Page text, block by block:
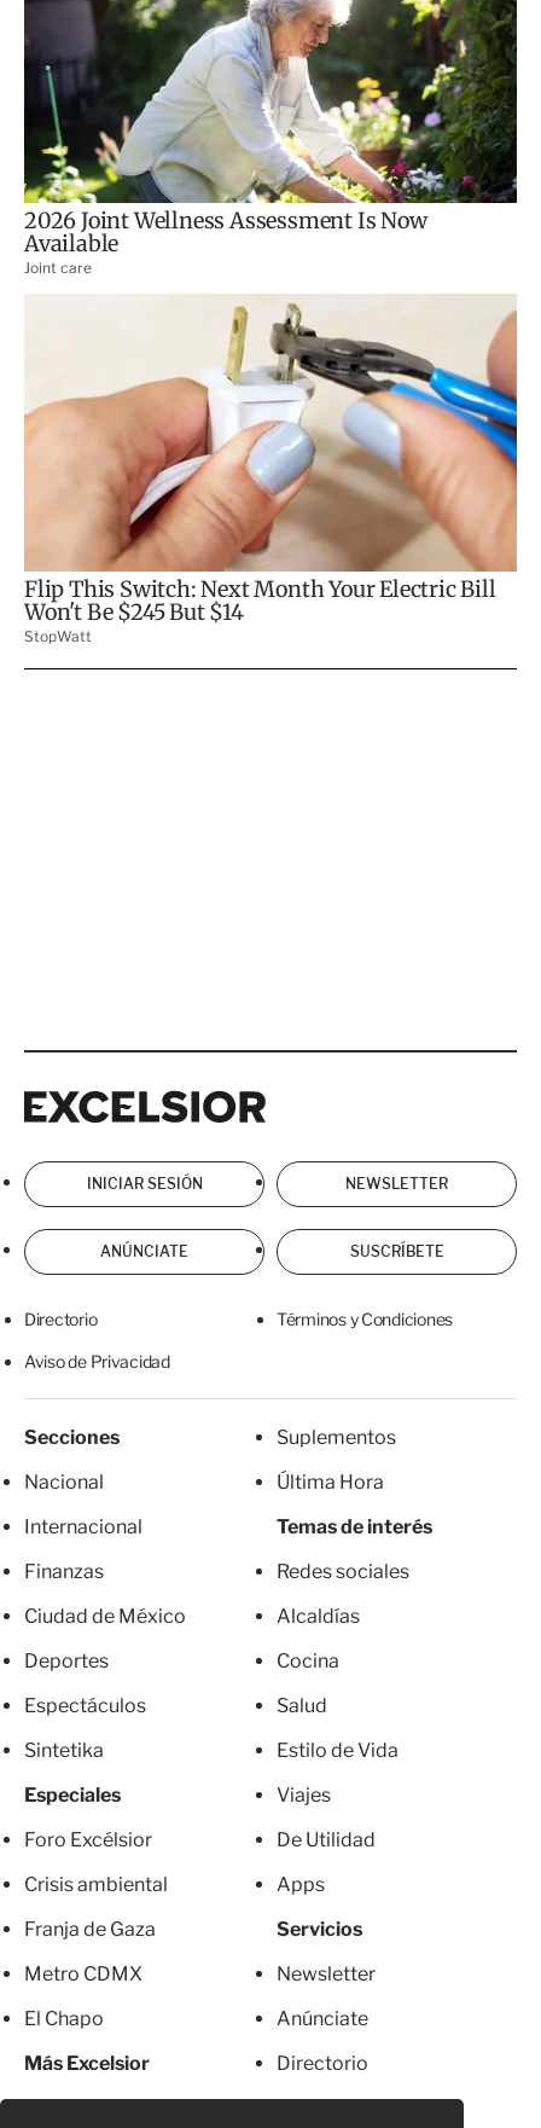
INICIAR SESIÓN NEWSLETTER
ANÚNCIATE SUSCRÍBETE
Directorio Términos y Condiciones
Aviso de Privacidad
Secciones
Nacional
Internacional
Finanzas
Ciudad de México
Deportes
Espectáculos
Sintetika
Especiales
Foro Excélsior
Crisis ambiental
Franja de Gaza
Metro CDMX
El Chapo
Más Excelsior
Suplementos
Última Hora
Temas de interés
Redes sociales
Alcaldías
Cocina
Salud
Estilo de Vida
Viajes
De Utilidad
Apps
Servicios
Newsletter
Anúnciate
Directorio